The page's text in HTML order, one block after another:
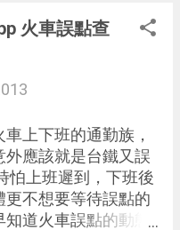
、音樂音效，非常流
光十色的刀光劍影
又有細膩的元素，
以讓你享受刺激的
遊戲性上，「
2 怪獸射擊 2：重返
代也有大幅的改進，
式不同的敵人、各
火車誤點查
上下班的通勤族，
外應該就是台鐵又誤
怕上班遲到，下班後
更不想要等待誤點的
道火車誤點的動態